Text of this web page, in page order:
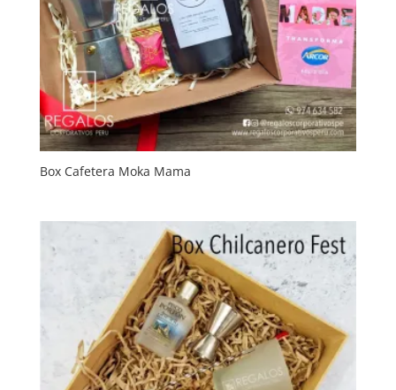
Box Cafetera Moka Mama